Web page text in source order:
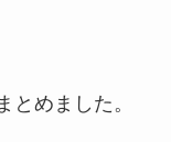
とめました。